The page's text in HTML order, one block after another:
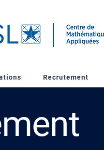
Recrutement